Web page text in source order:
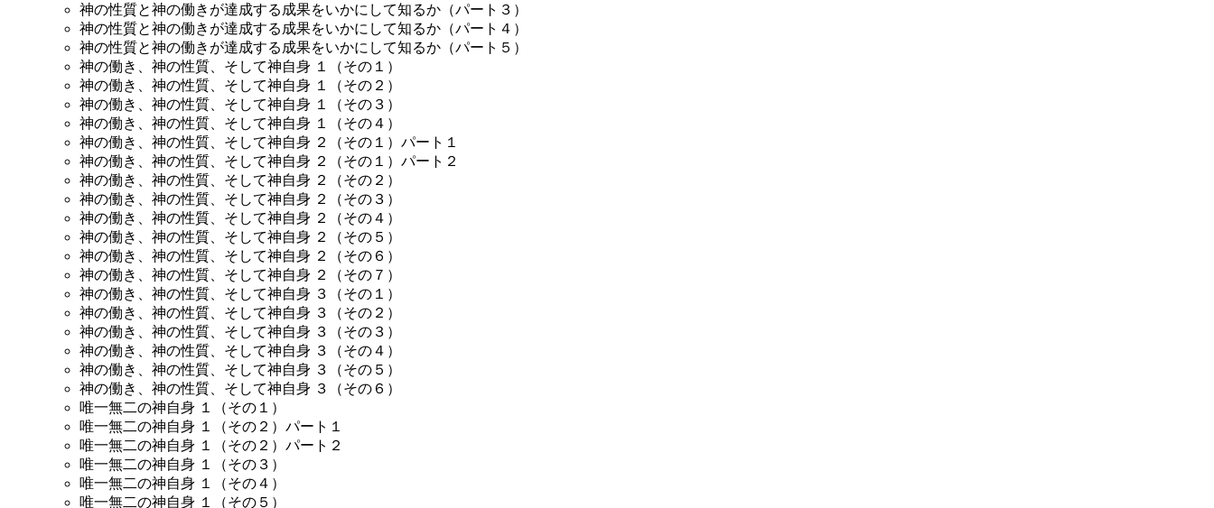
神の性質と神の働きが達成する成果をいかにして知るか （パート３）
神の性質と神の働きが達成する成果をいかにして知るか （パート４）
神の性質と神の働きが達成する成果をいかにして知るか （パート５）
神の働き、神の性質、そして神自身 １
（その１）
神の働き、神の性質、そして神自身 １
（その２）
神の働き、神の性質、そして神自身 １
（その３）
神の働き、神の性質、そして神自身 １
（その４）
神の働き、神の性質、そして神自身 ２
（その１）パート１
神の働き、神の性質、そして神自身 ２
（その１）パート２
神の働き、神の性質、そして神自身 ２
（その２）
神の働き、神の性質、そして神自身 ２
（その３）
神の働き、神の性質、そして神自身 ２
（その４）
神の働き、神の性質、そして神自身 ２
（その５）
神の働き、神の性質、そして神自身 ２
（その６）
神の働き、神の性質、そして神自身 ２
（その７）
神の働き、神の性質、そして神自身 ３
（その１）
神の働き、神の性質、そして神自身 ３
（その２）
神の働き、神の性質、そして神自身 ３
（その３）
神の働き、神の性質、そして神自身 ３
（その４）
神の働き、神の性質、そして神自身 ３
（その５）
神の働き、神の性質、そして神自身 ３
（その６）
唯一無二の神自身 １
（その１）
唯一無二の神自身 １
（その２）パート１
唯一無二の神自身 １
（その２）パート２
唯一無二の神自身 １
（その３）
唯一無二の神自身 １
（その４）
唯一無二の神自身 １
（その５）